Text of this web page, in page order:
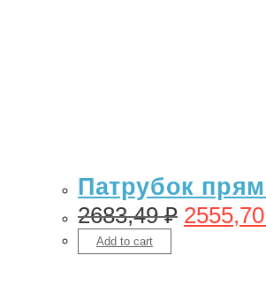
Патрубок
2683,49₽ 2555,70
Add to cart